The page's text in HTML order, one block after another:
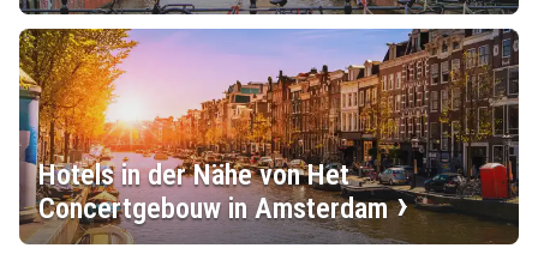
Hotels in der Nähe von Het
Concertgebouw in Amsterdam